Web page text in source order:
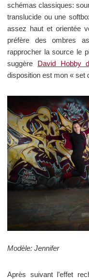
schémas classiques:
translucide ou une
assez haut et orientée
préfère des ombres
rapprocher la source le
suggère David Hobby
disposition est mon « set
Modèle: Jennifer
Après suivant l’effet